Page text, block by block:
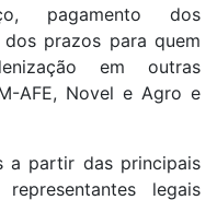
pagamento dos
prazos para quem
em outras
AFE, Novel e Agro e
a partir das principais
legais